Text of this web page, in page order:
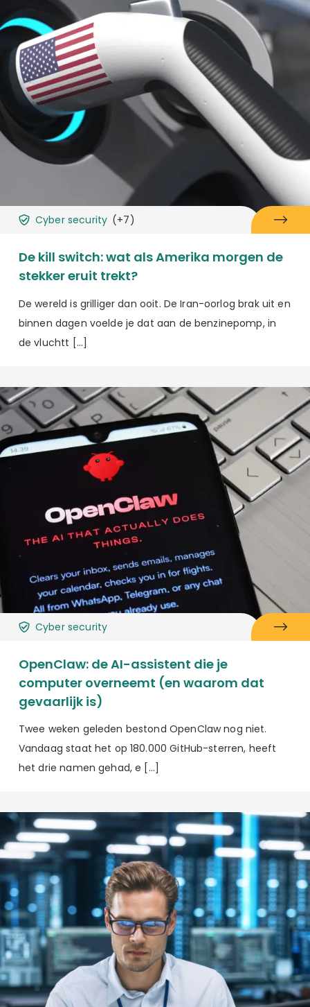
Cyber security (+7)
De kill switch: wat als Amerika morgen de
stekker eruit trekt?
De wereld is grilliger dan ooit. De Iran-oorlog brak uit en
binnen dagen voelde je dat aan de benzinepomp, in
de vluchtt […]
Cyber security
OpenClaw: de AI-assistent die je
computer overneemt (en waarom dat
gevaarlijk is)
Twee weken geleden bestond OpenClaw nog niet.
Vandaag staat het op 180.000 GitHub-sterren, heeft
het drie namen gehad, e […]